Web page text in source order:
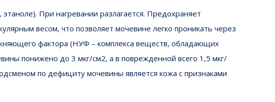
При нагревании разлагается. Предохраняет
весом, что позволяет мочевине легко проникать через
фактора (НУФ – комплекса веществ, обладающих
понижено до 3 мкг/см2, а в поврежденной всего 1,5 мкг/
по дефициту мочевины является кожа с признаками